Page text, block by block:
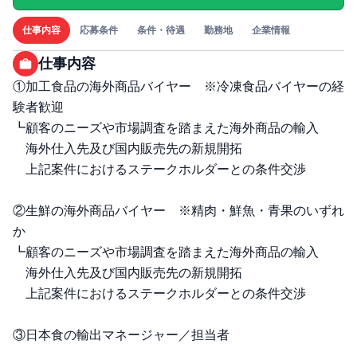
仕事内容 応募条件 条件・待遇 勤務地 企業情報
仕事内容
①加工食品の海外商品バイヤー ※冷凍食品バイヤーの経
験者歓迎
┗顧客のニーズや市場調査を踏まえた海外商品の輸入
海外仕入先及び国内販売先の新規開拓
上記案件におけるステークホルダーとの条件交渉
②生鮮の海外商品バイヤー ※精肉・鮮魚・青果のいずれ
か
┗顧客のニーズや市場調査を踏まえた海外商品の輸入
海外仕入先及び国内販売先の新規開拓
上記案件におけるステークホルダーとの条件交渉
③日本食の輸出マネージャー／担当者